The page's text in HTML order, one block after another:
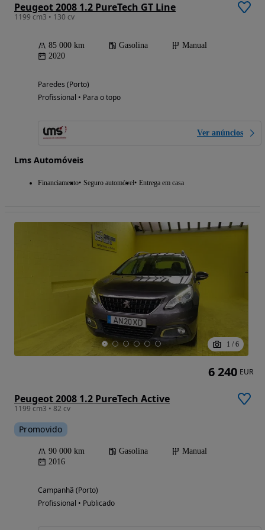
Peugeot 2008 1.2 PureTech GT Line
1199 cm3 • 130 cv
85 000 km Gasolina
Manual
2020
Paredes (Porto)
Profissional • Para o topo
Ver anúncios
Lms Automóveis
Financiamento Seguro automóvel Entrega em casa
1 / 6
Peugeot 2008 1.2 PureTech Active
1199 cm3 • 82 cv
Promovido
90 000 km Gasolina
Manual
2016
Campanhã (Porto)
Profissional • Publicado
6 240 EUR